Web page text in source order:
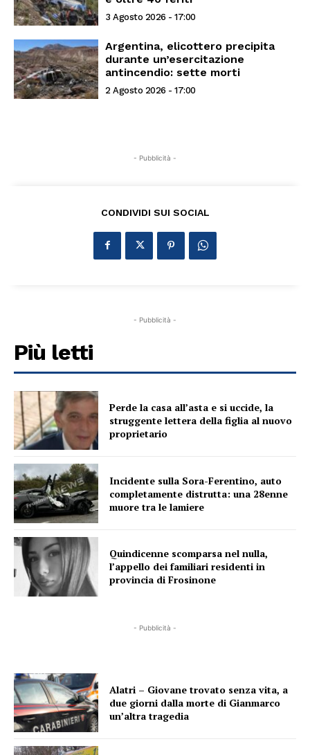
3 Agosto 2026 - 17:00
Argentina, elicottero precipita
durante un’esercitazione
antincendio: sette morti
2 Agosto 2026 - 17:00
- Pubblicità -
CONDIVIDI SUI SOCIAL
- Pubblicità -
Più letti
Perde la casa all’asta e si uccide, la
struggente lettera della figlia al nuovo
proprietario
Incidente sulla Sora-Ferentino, auto
completamente distrutta: una 28enne
muore tra le lamiere
Quindicenne scomparsa nel nulla,
l’appello dei familiari residenti in
provincia di Frosinone
- Pubblicità -
Alatri – Giovane trovato senza vita, a
due giorni dalla morte di Gianmarco
un’altra tragedia